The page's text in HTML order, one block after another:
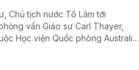
Chủ tịch nước Tô Lâm tới
vấn Giáo sư Carl Thayer,
Học viện Quốc phòng Australia,